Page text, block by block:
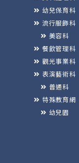
幼兒保育科
流行服飾科
美容科
餐飲管理科
觀光事業科
表演藝術科
普通科
特殊教育網
幼兒園